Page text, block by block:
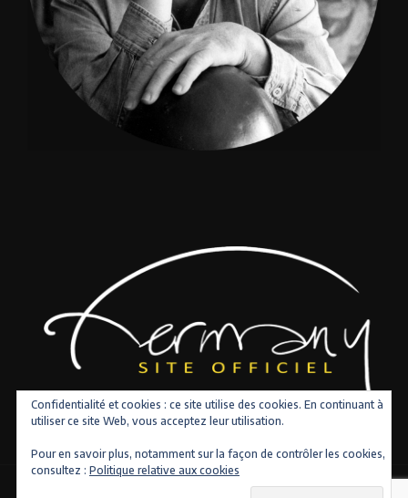
Confidentialité et cookies : ce site utilise des cookies. En continuant à
utiliser ce site Web, vous acceptez leur utilisation.
Pour en savoir plus, notamment sur la façon de contrôler les cookies,
consultez : Politique relative aux cookies